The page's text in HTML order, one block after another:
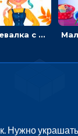
Одевалка с яркими осенними нарядами: собирать образ для прогулки
Нужно